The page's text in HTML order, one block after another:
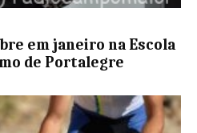
em janeiro na Escola
de Portalegre